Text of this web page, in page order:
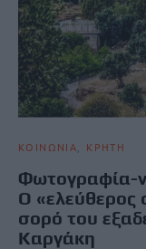
ΚΟΙΝΩΝΙΑ ΚΡΗΤΗ
Φωτογραφία-
Ο «ελεύθερος
σορό του
Καργάκη